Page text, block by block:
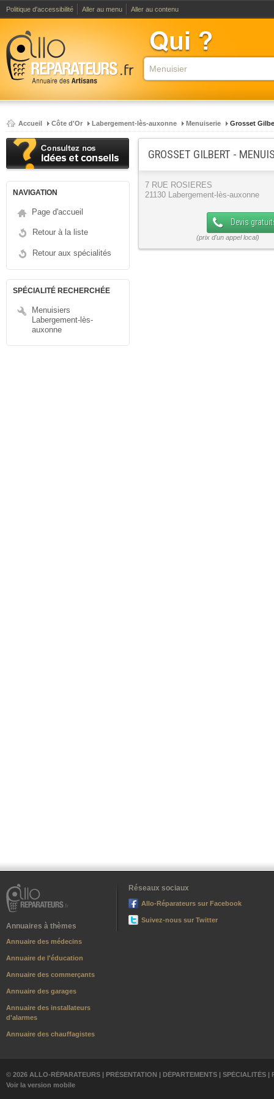
Politique d'accessibilité Aller au menu Aller au contenu
Accueil Côte d'Or Labergement-lès-auxonne Menuiserie Grosset
NAVIGATION
Page d'accueil
Retour à la liste
Retour aux spécialités
SPÉCIALITÉ RECHERCHÉE
Menuisiers
Labergement-lès-
auxonne
GROSSET GILBERT -
7 RUE ROSIERES
21130 Labergement-lès-auxonne
Devis
Annuaires à thèmes
Annuaire des médecins
Annuaire de l'éducation
Annuaire des commerçants
Annuaire des garages
Annuaire des installateurs
d'alarmes
Annuaire des chauffagistes
Réseaux sociaux
Allo-Réparateurs sur Facebook
Suivez-nous sur Twitter
© 2026 ALLO-RÉPARATEURS | PRÉSENTATION | DÉPARTEMENTS | SPÉCIALITÉS |
Voir la version mobile